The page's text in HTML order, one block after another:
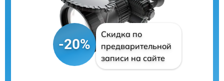
-20%
Скидка по
предварительной
записи на сайте